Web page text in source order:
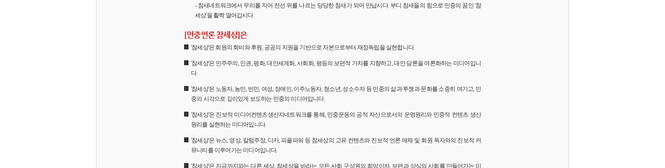
- 참새네트워크에서 무리를 지어 전선 위를 나르는 당당한 참새가 되어 만납시다. 부디 참새들의 힘으로 민중의 꿈인 '참
세상'을 활짝 열어갑시다.
[민중언론 참세상]은
'참세상'은 회원의 회비와 후원, 공공의 지원을 기반으로 자본으로부터 재정독립을 실현합니다.
'참세상'은 민주주의, 인권, 평화, 대안세계화, 사회화, 평등의 보편적 가치를 지향하고, 대안 담론을 여론화하는 미디어입니
다
'참세상'은 노동자, 농민, 빈민, 여성, 장애인, 이주노동자, 청소년, 성소수자 등 민중의 삶과 투쟁과 문화를 소중히 여기고, 민
중의 시각으로 깊이있게 보도하는 민중의 미디어입니다.
'참세상'은 진보적 미디어컨텐츠생산자네트워크를 통해, 민중운동의 공적 자산으로서의 운영원리와 민중적 컨텐츠 생산
원리를 실현하는 미디어입니다.
'참세상'은 뉴스, 영상, 칼럼주장, 디카, 피플파워 등 참세상의 고유 컨텐츠와 진보적 언론 매체 및 회원 독자와의 진보적 커
뮤니티를 이루어가는 미디어입니다.
'참세상'은 지금까지와는 다른 세상, 참세상을 바라는 모든 사회 구성원의 희망이자, 보편과 상식의 사회를 만들어가는 미